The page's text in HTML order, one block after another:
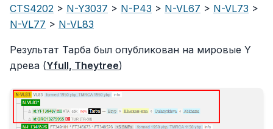
CTS4202 > N-Y3037 > N-P43 > N-VL67 > N-VL73 >
N-VL77 > N-VL83
Результат Тарба был опубликован на мировые Y
древа (Yfull, Theytree)